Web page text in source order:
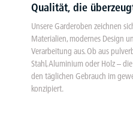
Qualität, die
Unsere Garderoben zeichnen
Materialien, modernes Design
Verarbeitung aus. Ob aus
Stahl, Aluminium oder Holz –
den täglichen Gebrauch im
konzipiert.